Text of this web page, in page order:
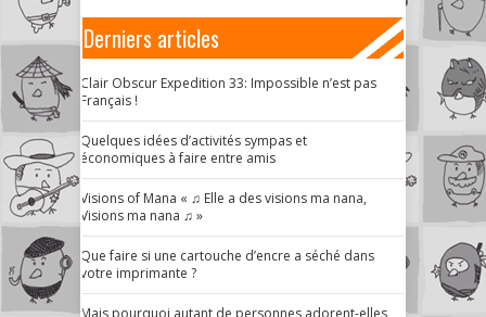
Derniers articles
Clair Obscur Expedition 33: Impossible n’est pas
Français !
Quelques idées d’activités sympas et
économiques à faire entre amis
Visions of Mana « ♫ Elle a des visions ma nana,
Visions ma nana ♫ »
Que faire si une cartouche d’encre a séché dans
votre imprimante ?
Mais pourquoi autant de personnes adorent-elles